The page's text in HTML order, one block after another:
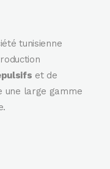
tunisienne
et de
une large gamme